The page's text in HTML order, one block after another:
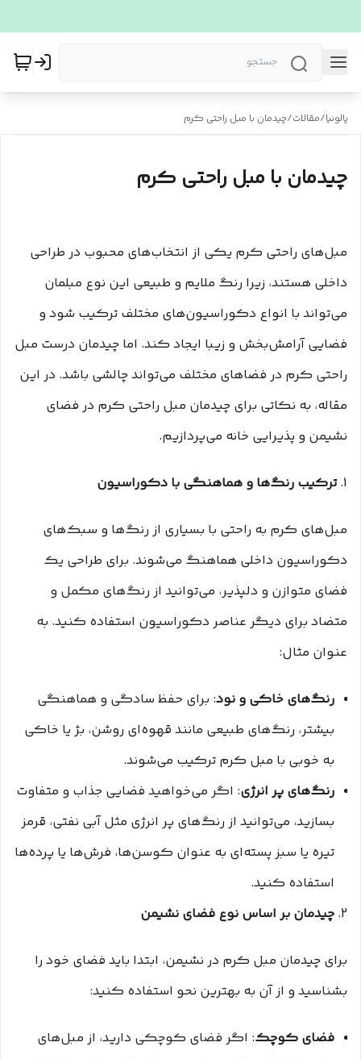
پالونیا/مقالات/چیدمان با مبل راحتی کرم
چیدمان با مبل راحتی کرم
مبل‌های راحتی کرم یکی از انتخاب‌های محبوب در طراحی
داخلی هستند، زیرا رنگ ملایم و طبیعی این نوع مبلمان
می‌تواند با انواع دکوراسیون‌های مختلف ترکیب شود و
فضایی آرامش‌بخش و زیبا ایجاد کند. اما چیدمان درست مبل
راحتی کرم در فضاهای مختلف می‌تواند چالشی باشد. در این
مقاله، به نکاتی برای چیدمان مبل راحتی کرم در فضای
نشیمن و پذیرایی خانه می‌پردازیم.
1. ترکیب رنگ‌ها و هماهنگی با دکوراسیون
مبل‌های کرم به راحتی با بسیاری از رنگ‌ها و سبک‌های
دکوراسیون داخلی هماهنگ می‌شوند. برای طراحی یک
فضای متوازن و دلپذیر، می‌توانید از رنگ‌های مکمل و
متضاد برای دیگر عناصر دکوراسیون استفاده کنید. به
عنوان مثال:
رنگ‌های خاکی و نود: برای حفظ سادگی و هماهنگی
بیشتر، رنگ‌های طبیعی مانند قهوه‌ای روشن، بژ یا خاکی
به خوبی با مبل کرم ترکیب می‌شوند.
رنگ‌های پر انرژی: اگر می‌خواهید فضایی جذاب و متفاوت
بسازید، می‌توانید از رنگ‌های پر انرژی مثل آبی نفتی، قرمز
تیره یا سبز پسته‌ای به عنوان کوسن‌ها، فرش‌ها یا پرده‌ها
استفاده کنید.
2. چیدمان بر اساس نوع فضای نشیمن
برای چیدمان مبل کرم در نشیمن، ابتدا باید فضای خود را
بشناسید و از آن به بهترین نحو استفاده کنید:
فضای کوچک: اگر فضای کوچکی دارید، از مبل‌های